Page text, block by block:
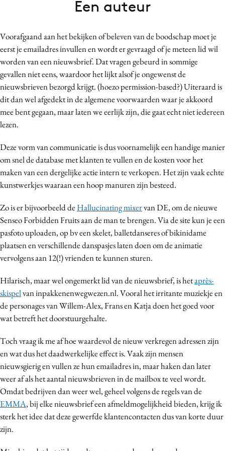
Carriere
Contentmarketing
Craft
Customer Experience
Data & Insights
Design
Digital transformation
Diversiteit
Effectiviteit
Gedragsverandering
Influencer marketing
Interne communicatie
Martech
Media
Merkstrategie
Programmatic
Purpose Marketing
Reputatie & crisis
Voorafgaand aan het bekijken of beleven van de boodschap moet je
eerst je emailadres invullen en wordt er gevraagd of je meteen lid wil
worden van een nieuwsbrief. Dat vragen gebeurd in sommige
gevallen niet eens, waardoor het lijkt alsof je ongewenst de
nieuwsbrieven bezorgd krijgt. (hoezo permission-based?) Uiteraard is
dit dan wel afgedekt in de algemene voorwaarden waar je akkoord
mee bent gegaan, maar laten we eerlijk zijn, die gaat echt niet iedereen
lezen.
Deze vorm van communicatie is dus voornamelijk een handige manier
om snel de database met klanten te vullen en de kosten voor het
maken van een dergelijke actie intern te verkopen. Het zijn vaak echte
kunstwerkjes waaraan een hoop manuren zijn besteed.
Zo is er bijvoorbeeld deHallucinating mixervan DE, om de nieuwe
Senseo Forbidden Fruits aan de man te brengen. Via de site kun je een
pasfoto uploaden, op bv een skelet, balletdanseres of bikinidame
plaatsen en verschillende danspasjes laten doen om de animatie
vervolgens aan 12(!) vrienden te kunnen sturen.
Hilarisch, maar wel ongemerkt lid van de nieuwsbrief, is hetaprès-
skispelvan inpakkenenwegwezen.nl. Vooral het irritante muziekje en
de personages van Willem-Alex, Frans en Katja doen het goed voor
wat betreft het doorstuurgehalte.
Toch vraag ik me af hoe waardevol de nieuw verkregen adressen zijn
en wat dus het daadwerkelijke effect is. Vaak zijn mensen
nieuwsgierig en vullen ze hun emailadres in, maar haken dan later
weer af als het aantal nieuwsbrieven in de mailbox te veel wordt.
Omdat bedrijven dan weer wel, geheel volgens de regels van de
EMMA, bij elke nieuwsbrief een afmeldmogelijkheid bieden, krijg ik
sterk het idee dat deze gewerfde klantencontacten dus van korte duur
zijn.
Een auteur